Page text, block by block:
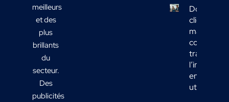
meilleurs
et des
plus
brillants
du
secteur.
Des
publicités
Données
clients
marketing :
comment
en actions
utiles ?